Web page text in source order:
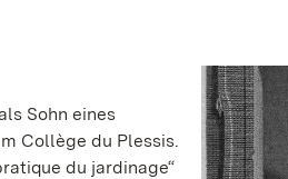
Sohn eines
Collège du Plessis.
du jardinage“